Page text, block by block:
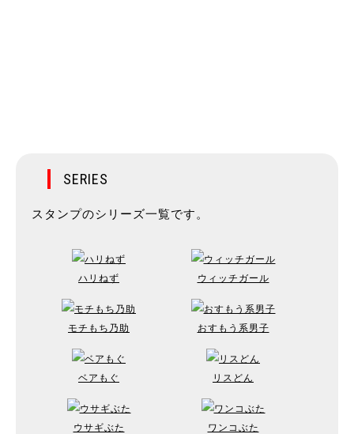
SERIES
スタンプのシリーズ一覧です。
ハリねず ウィッチガール
モチもち乃助 おすもう系男子
ベアもぐ リスどん
ウサギぶた ワンコぶた